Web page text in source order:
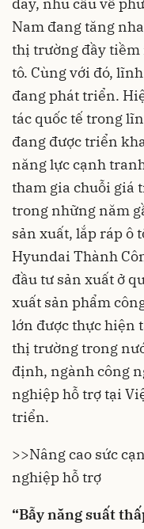
đây, nhu cầu về
Nam đang tăng
thị trường đầy tiềm
tô. Cùng với đó,
đang phát triển.
tác quốc tế trong
đang được triển
năng lực cạnh
tham gia chuỗi giá
trong những năm
sản xuất, lắp ráp ô
Hyundai Thành
đầu tư sản xuất ở
xuất sản phẩm
lớn được thực hiện
thị trường trong
định, ngành công
nghiệp hỗ trợ tại
triển.
>>Nâng cao sức
nghiệp hỗ trợ
“Bẫy năng suất